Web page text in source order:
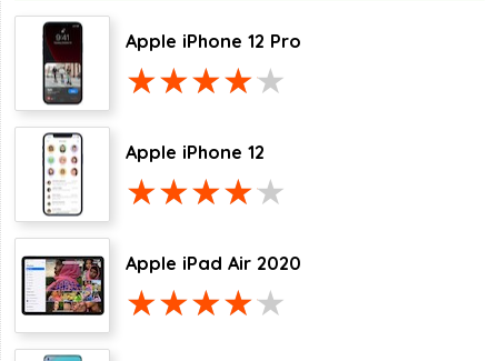
Apple iPhone 12 Pro
Apple iPhone 12
Apple iPad Air 2020